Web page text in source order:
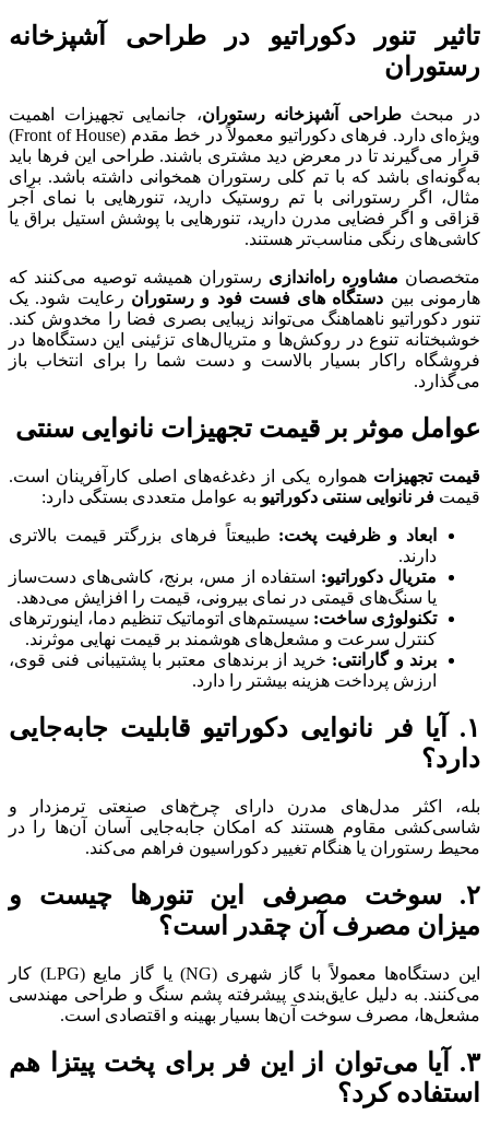
تاثیر تنور دکوراتیو در طراحی آشپزخانه
رستوران
در مبحثطراحی آشپزخانه رستوران، جانمایی تجهیزات اهمیت
ویژه‌ای دارد. فرهای دکوراتیو معمولاً در خط مقدم (Front of House)
قرار می‌گیرند تا در معرض دید مشتری باشند. طراحی این فرها باید
به‌گونه‌ای باشد که با تم کلی رستوران همخوانی داشته باشد. برای
مثال، اگر رستورانی با تم روستیک دارید، تنورهایی با نمای آجر
قزاقی و اگر فضایی مدرن دارید، تنورهایی با پوشش استیل براق یا
کاشی‌های رنگی مناسب‌تر هستند.
متخصصان مشاوره راه‌اندازی رستوران همیشه توصیه می‌کنند که
هارمونی بین دستگاه های فست فود و رستوران رعایت شود. یک
تنور دکوراتیو ناهماهنگ می‌تواند زیبایی بصری فضا را مخدوش کند.
خوشبختانه تنوع در روکش‌ها و متریال‌های تزئینی این دستگاه‌ها در
فروشگاه راکار بسیار بالاست و دست شما را برای انتخاب باز
می‌گذارد.
عوامل موثر بر قیمت تجهیزات نانوایی سنتی
قیمت تجهیزات همواره یکی از دغدغه‌های اصلی کارآفرینان است.
قیمت فر نانوایی سنتی دکوراتیو به عوامل متعددی بستگی دارد:
ابعاد و ظرفیت پخت: طبیعتاً فرهای بزرگتر قیمت بالاتری
دارند.
متریال دکوراتیو: استفاده از مس، برنج، کاشی‌های دست‌ساز
یا سنگ‌های قیمتی در نمای بیرونی، قیمت را افزایش می‌دهد.
تکنولوژی ساخت: سیستم‌های اتوماتیک تنظیم دما، اینورترهای
کنترل سرعت و مشعل‌های هوشمند بر قیمت نهایی موثرند.
برند و گارانتی: خرید از برندهای معتبر با پشتیبانی فنی قوی،
ارزش پرداخت هزینه بیشتر را دارد.
۱. آیا فر نانوایی دکوراتیو قابلیت جابه‌جایی
دارد؟
بله، اکثر مدل‌های مدرن دارای چرخ‌های صنعتی ترمزدار و
شاسی‌کشی مقاوم هستند که امکان جابه‌جایی آسان آن‌ها را در
محیط رستوران یا هنگام تغییر دکوراسیون فراهم می‌کند.
۲. سوخت مصرفی این تنورها چیست و
میزان مصرف آن چقدر است؟
این دستگاه‌ها معمولاً با گاز شهری (NG) یا گاز مایع (LPG) کار
می‌کنند. به دلیل عایق‌بندی پیشرفته پشم سنگ و طراحی مهندسی
مشعل‌ها، مصرف سوخت آن‌ها بسیار بهینه و اقتصادی است.
۳. آیا می‌توان از این فر برای پخت پیتزا هم
استفاده کرد؟